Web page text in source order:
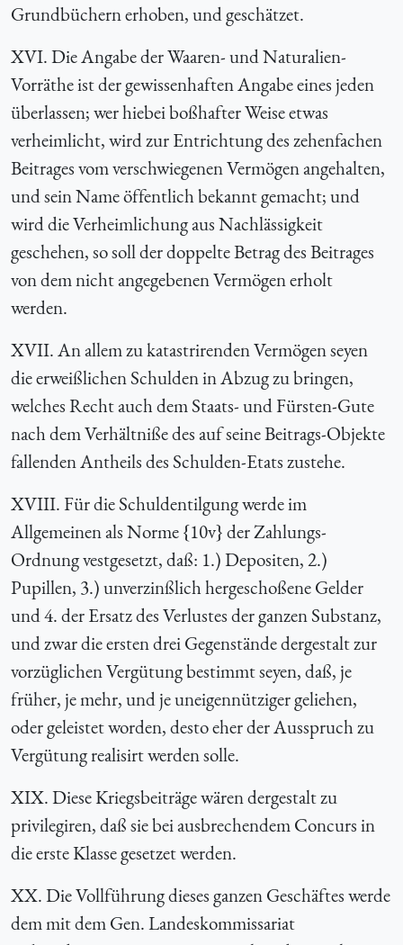
Grundbüchern erhoben, und geschätzet.
XVI. Die Angabe der Waaren- und Naturalien-
Vorräthe ist der gewissenhaften Angabe eines jeden
überlassen; wer hiebei boßhafter Weise etwas
verheimlicht, wird zur Entrichtung des zehenfachen
Beitrages vom verschwiegenen Vermögen angehalten,
und sein Name öffentlich bekannt gemacht; und
wird die Verheimlichung aus Nachlässigkeit
geschehen, so soll der doppelte Betrag des Beitrages
von dem nicht angegebenen Vermögen erholt
werden.
XVII. An allem zu katastrirenden Vermögen seyen
die erweißlichen Schulden in Abzug zu bringen,
welches Recht auch dem Staats- und Fürsten-Gute
nach dem Verhältniße des auf seine Beitrags-Objekte
fallenden Antheils des Schulden-Etats zustehe.
XVIII. Für die Schuldentilgung werde im
Allgemeinen als Norme {10v} der Zahlungs-
Ordnung vestgesetzt, daß: 1.) Depositen, 2.)
Pupillen, 3.) unverzinßlich hergeschoßene Gelder
und 4. der Ersatz des Verlustes der ganzen Substanz,
und zwar die ersten drei Gegenstände dergestalt zur
vorzüglichen Vergütung bestimmt seyen, daß, je
früher, je mehr, und je uneigennütziger geliehen,
oder geleistet worden, desto eher der Ausspruch zu
Vergütung realisirt werden solle.
XIX. Diese Kriegsbeiträge wären dergestalt zu
privilegiren, daß sie bei ausbrechendem Concurs in
die erste Klasse gesetzet werden.
XX. Die Vollführung dieses ganzen Geschäftes werde
dem mit dem Gen. Landeskommissariat